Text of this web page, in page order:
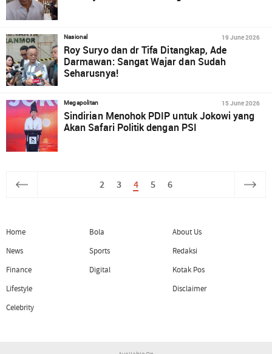
Nasional 19 June 2026
Roy Suryo dan dr Tifa Ditangkap, Ade
Darmawan: Sangat Wajar dan Sudah
Seharusnya!
Megapolitan 15 June 2026
Sindirian Menohok PDIP untuk Jokowi yang
Akan Safari Politik dengan PSI
2 3 4 5 6
Home
News
Finance
Lifestyle
Celebrity
Bola
Sports
Digital
About Us
Redaksi
Kotak Pos
Disclaimer